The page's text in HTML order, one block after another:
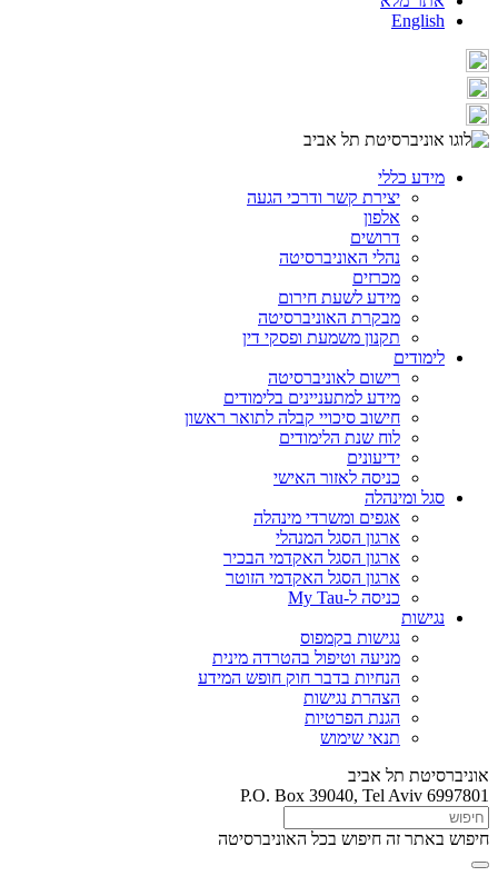
English
מידע כללי
יצירת קשר ודרכי הגעה
אלפון
דרושים
נהלי האוניברסיטה
מכרזים
מידע לשעת חירום
מבקרת האוניברסיטה
תקנון משמעת ופסקי דין
לימודים
רישום לאוניברסיטה
מידע למתעניינים בלימודים
חישוב סיכויי קבלה לתואר ראשון
לוח שנת הלימודים
ידיעונים
כניסה לאזור האישי
סגל ומינהלה
אגפים ומשרדי מינהלה
ארגון הסגל המנהלי
ארגון הסגל האקדמי הבכיר
ארגון הסגל האקדמי הזוטר
כניסה ל-My Tau
נגישות
נגישות בקמפוס
מניעה וטיפול בהטרדה מינית
הנחיות בדבר חוק חופש המידע
הצהרת נגישות
הגנת הפרטיות
תנאי שימוש
אוניברסיטת תל אביב
P.O. Box 39040, Tel Aviv 6997801
חיפוש באתר זה חיפוש בכל האוניברסיטה